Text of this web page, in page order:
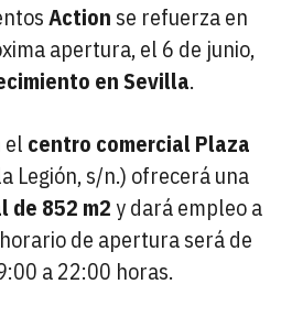
Action se refuerza en
apertura, el 6 de junio,
en Sevilla.
el centro comercial Plaza
Legión, s/n.) ofrecerá una
de 852 m2y dará empleo a
de apertura será de
a 22:00 horas.